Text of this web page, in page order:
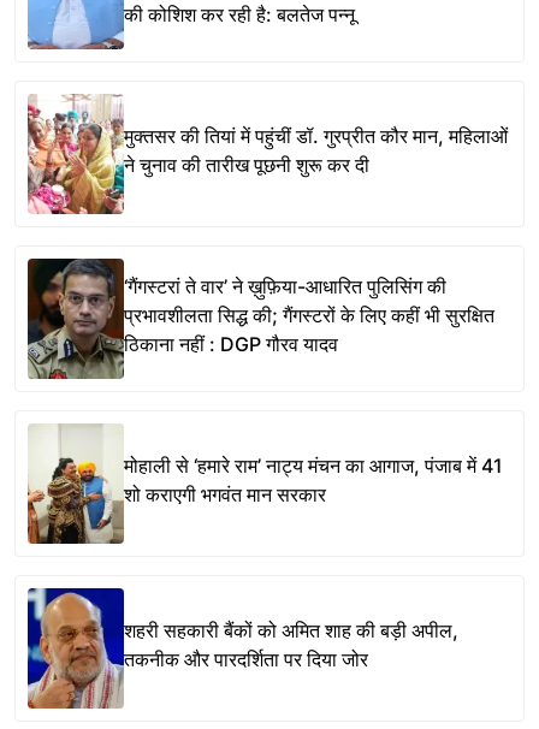
की कोशिश कर रही है: बलतेज पन्नू
मुक्तसर की तियां में पहुंचीं डॉ. गुरप्रीत कौर मान, महिलाओं
ने चुनाव की तारीख पूछनी शुरू कर दी
‘गैंगस्टरां ते वार’ ने ख़ुफ़िया-आधारित पुलिसिंग की
प्रभावशीलता सिद्ध की; गैंगस्टरों के लिए कहीं भी सुरक्षित
ठिकाना नहीं : DGP गौरव यादव
मोहाली से ‘हमारे राम’ नाट्य मंचन का आगाज, पंजाब में 41
शो कराएगी भगवंत मान सरकार
शहरी सहकारी बैंकों को अमित शाह की बड़ी अपील,
तकनीक और पारदर्शिता पर दिया जोर